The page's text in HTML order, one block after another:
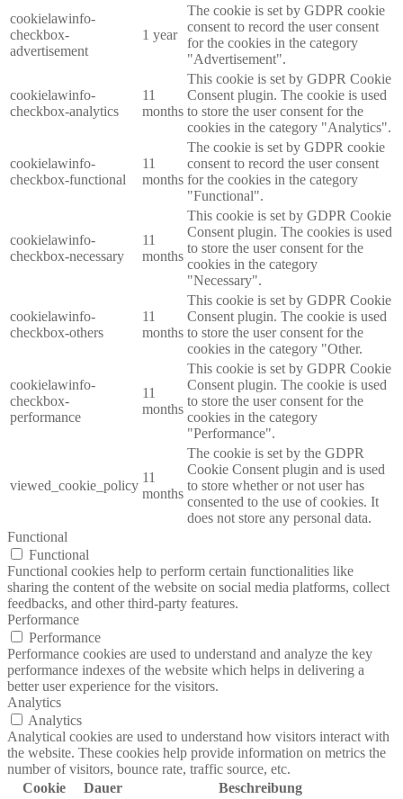
cookielawinfo-
checkbox-
advertisement
1 year
The cookie is set by GDPR cookie
consent to record the user consent
for the cookies in the category
"Advertisement".
cookielawinfo-
checkbox-analytics
11
months
This cookie is set by GDPR Cookie
Consent plugin. The cookie is used
to store the user consent for the
cookies in the category "Analytics".
cookielawinfo-
checkbox-functional
11
months
The cookie is set by GDPR cookie
consent to record the user consent
for the cookies in the category
"Functional".
cookielawinfo-
checkbox-necessary
11
months
This cookie is set by GDPR Cookie
Consent plugin. The cookies is used
to store the user consent for the
cookies in the category
"Necessary".
cookielawinfo-
checkbox-others
11
months
This cookie is set by GDPR Cookie
Consent plugin. The cookie is used
to store the user consent for the
cookies in the category "Other.
cookielawinfo-
checkbox-
performance
11
months
This cookie is set by GDPR Cookie
Consent plugin. The cookie is used
to store the user consent for the
cookies in the category
"Performance".
viewed_cookie_policy
11
months
The cookie is set by the GDPR
Cookie Consent plugin and is used
to store whether or not user has
consented to the use of cookies. It
does not store any personal data.
Functional
Functional
Functional cookies help to perform certain functionalities like
sharing the content of the website on social media platforms, collect
feedbacks, and other third-party features.
Performance
Performance
Performance cookies are used to understand and analyze the key
performance indexes of the website which helps in delivering a
better user experience for the visitors.
Analytics
Analytics
Analytical cookies are used to understand how visitors interact with
the website. These cookies help provide information on metrics the
number of visitors, bounce rate, traffic source, etc.
Cookie
Dauer Beschreibung